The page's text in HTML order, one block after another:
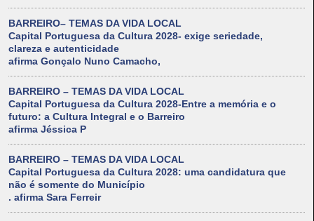
BARREIRO– TEMAS DA VIDA LOCAL
Capital Portuguesa da Cultura 2028- exige seriedade,
clareza e autenticidade
afirma Gonçalo Nuno Camacho,
BARREIRO – TEMAS DA VIDA LOCAL
Capital Portuguesa da Cultura 2028-Entre a memória e o
futuro: a Cultura Integral e o Barreiro
afirma Jéssica P
BARREIRO – TEMAS DA VIDA LOCAL
Capital Portuguesa da Cultura 2028: uma candidatura que
não é somente do Município
. afirma Sara Ferreir